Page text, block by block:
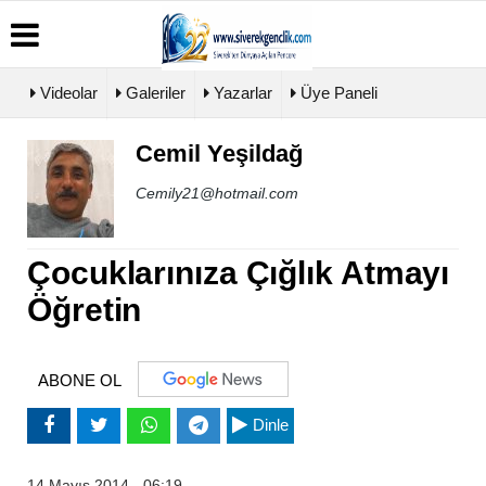
Üye
Paneli
Haber
Arşivi
Günün
Haberleri
Yazarları
Foto
Galeri
Gizlilik
İlkeleri
Videolar Galeriler Yazarlar Üye Paneli
Cemil Yeşildağ
Cemily21@hotmail.com
Çocuklarınıza Çığlık Atmayı
Öğretin
ABONE OL
Dinle